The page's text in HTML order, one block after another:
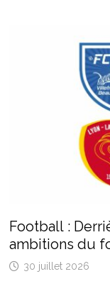
Football :
ambitions du
30 juillet 2026